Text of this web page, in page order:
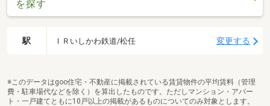
を探す
駅 ＩＲいしかわ鉄道/松任 変更する
※このデータはgoo住宅・不動産に掲載されている賃貸物件の平均賃料（管理
費・駐車場代などを除く）を算出したものです。ただしマンション・アパー
ト・一戸建てともに10戸以上の掲載があるものについてのみ対象とします。